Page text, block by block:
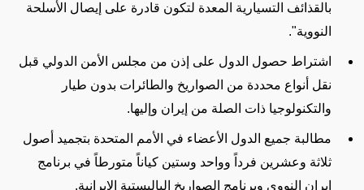
بالقذائف التسيارية المعدة لتكون قادرة على إيصال الأسلحة
النووية".
اشتراط حصول الدول على إذن من مجلس الأمن الدولي قبل
نقل أنواع محددة من الصواريخ والطائرات بدون طيار
والتكنولوجيا ذات الصلة من إيران وإليها.
مطالبة جميع الدول الأعضاء في الأمم المتحدة بتجميد أصول
ثلاثة وعشرين فرداً وواحد وستين كياناً متورطاً في برنامج
إيران النووي وبرنامج الصواريخ الباليستية الإيرانية.